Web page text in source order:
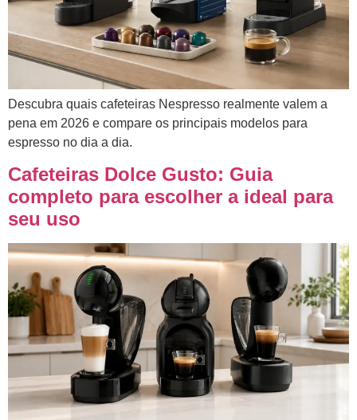
Descubra quais cafeteiras Nespresso realmente valem a
pena em 2026 e compare os principais modelos para
espresso no dia a dia.
Cafeteiras Dolce Gusto: Guia
completo para escolher a ideal para
seu uso